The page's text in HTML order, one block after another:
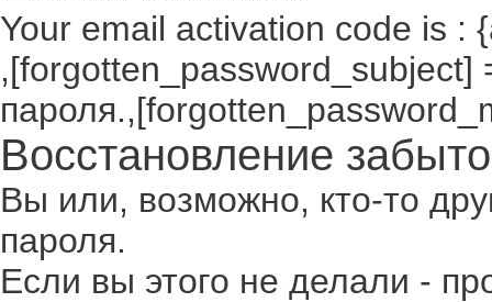
Your email activation code is :
,[forgotten_password_subject]
Восстановление
Вы или, возможно, кто-то
пароля.
Если вы этого не делали -